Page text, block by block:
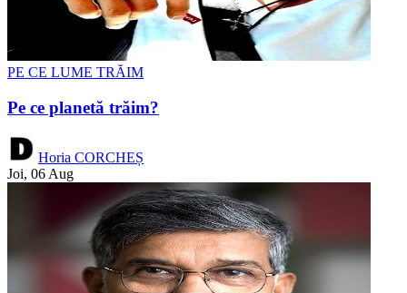
PE CE LUME TRĂIM
Pe ce planetă trăim?
Horia CORCHEȘ
Joi, 06 Aug